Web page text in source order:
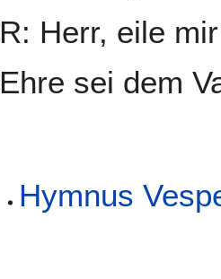
R: Herr, eile
Ehre sei dem
Hymnus